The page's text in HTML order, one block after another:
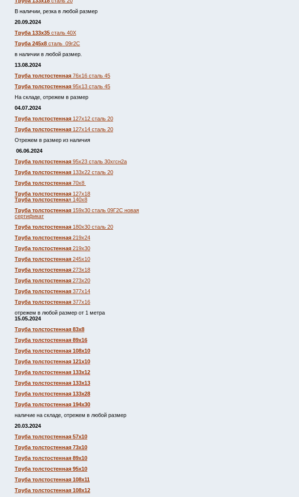
В наличии, резка в любой размер
20.09.2024
Труба 133х35 сталь 40Х
Труба 245х8 сталь 09г2С
в наличии в любой размер.
13.08.2024
Труба толстостенная 76х16 сталь 45
Труба толстостенная 95х13 сталь 45
На складе, отрежем в размер
04.07.2024
Труба толстостенная 127х12 сталь 20
Труба толстостенная 127х14 сталь 20
Отрежем в размер из наличия
06.06.2024
Труба толстостенная 95х23 сталь 30хгсн2а
Труба толстостенная 133х22 сталь 20
Труба толстостенная 70х8
Труба толстостенная 127х18
Труба толстостенная 140х8
Труба толстостенная 159х30 сталь 09Г2С новая
сертификат
Труба толстостенная 180х30 сталь 20
Труба толстостенная 219х24
Труба толстостенная 219х30
Труба толстостенная 245х10
Труба толстостенная 273х18
Труба толстостенная 273х20
Труба толстостенная 377х14
Труба толстостенная 377х16
отрежем в любой размер от 1 метра
15.05.2024
Труба толстостенная 83х8
Труба толстостенная 89х16
Труба толстостенная 108х10
Труба толстостенная 121х10
Труба толстостенная 133х12
Труба толстостенная 133х13
Труба толстостенная 133х28
Труба толстостенная 194х30
наличие на складе, отрежем в любой размер
20.03.2024
Труба толстостенная 57х10
Труба толстостенная 73х10
Труба толстостенная 89х10
Труба толстостенная 95х10
Труба толстостенная 108х11
Труба толстостенная 108х12